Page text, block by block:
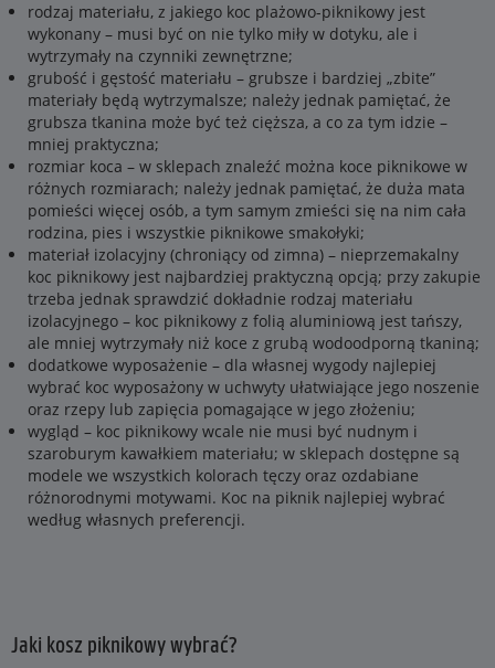
rodzaj materiału, z jakiego koc plażowo-piknikowy jest
wykonany – musi być on nie tylko miły w dotyku, ale i
wytrzymały na czynniki zewnętrzne;
grubość i gęstość materiału – grubsze i bardziej „zbite”
materiały będą wytrzymalsze; należy jednak pamiętać, że
grubsza tkanina może być też cięższa, a co za tym idzie –
mniej praktyczna;
rozmiar koca – w sklepach znaleźć można koce piknikowe w
różnych rozmiarach; należy jednak pamiętać, że duża mata
pomieści więcej osób, a tym samym zmieści się na nim cała
rodzina, pies i wszystkie piknikowe smakołyki;
materiał izolacyjny (chroniący od zimna) – nieprzemakalny
koc piknikowy jest najbardziej praktyczną opcją; przy zakupie
trzeba jednak sprawdzić dokładnie rodzaj materiału
izolacyjnego – koc piknikowy z folią aluminiową jest tańszy,
ale mniej wytrzymały niż koce z grubą wodoodporną tkaniną;
dodatkowe wyposażenie – dla własnej wygody najlepiej
wybrać koc wyposażony w uchwyty ułatwiające jego noszenie
oraz rzepy lub zapięcia pomagające w jego złożeniu;
wygląd – koc piknikowy wcale nie musi być nudnym i
szaroburym kawałkiem materiału; w sklepach dostępne są
modele we wszystkich kolorach tęczy oraz ozdabiane
różnorodnymi motywami. Koc na piknik najlepiej wybrać
według własnych preferencji.
Jaki kosz piknikowy wybrać?